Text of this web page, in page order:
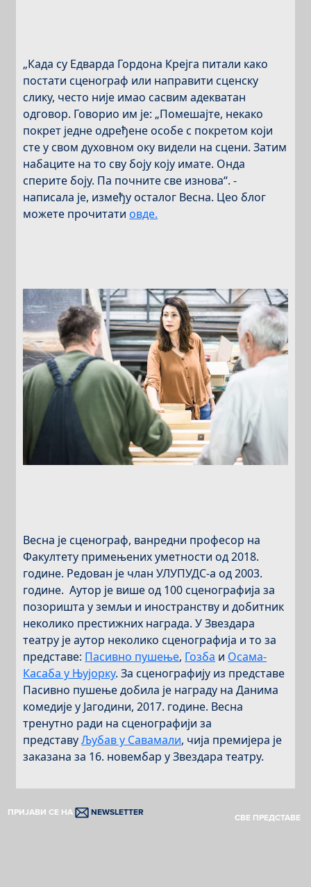
„Када су Едварда Гордона Крејга питали како
постати сценограф или направити сценску
слику, често није имао сасвим адекватан
одговор. Говорио им је: „Помешајте, некако
покрет једне одређене особе с покретом који
сте у свом духовном оку видели на сцени. Затим
набаците на то сву боју коју имате. Онда
сперите боју. Па почните све изнова“. -
написала је, између осталог Весна. Цео блог
можете прочитати овде.
Весна је сценограф, ванредни професор на
Факултету примењених уметности од 2018.
године. Редован је члан УЛУПУДС-а од 2003.
године. Аутор је више од 100 сценографија за
позоришта у земљи и иностранству и добитник
неколико престижних награда. У Звездара
театру је аутор неколико сценографија и то за
представе: Пасивно пушење, Гозба и Осама-
Касаба у Њујорку. За сценографију из представе
Пасивно пушење добила је награду на Данима
комедије у Јагодини, 2017. године. Весна
тренутно ради на сценографији за
представуЉубав у Савамали, чија премијера је
заказана за 16. новембар у Звездара театру.
ПРИЈАВИ СЕ НА NEWSLETTER
СВЕ ПРЕДСТАВЕ